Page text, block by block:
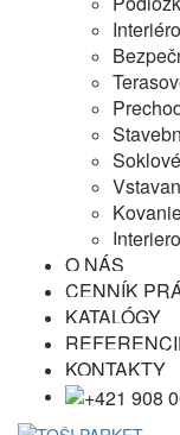
O NÁS
CENNÍK
KATALÓGY
KONTAKTY